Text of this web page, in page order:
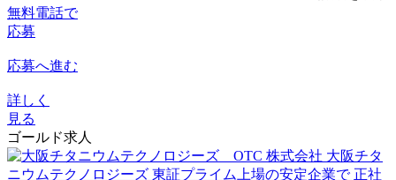
無料電話で
応募
応募へ進む
詳しく
見る
ゴールド求人